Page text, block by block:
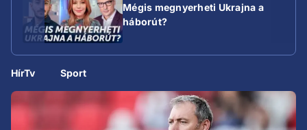
Mégis megnyerheti Ukrajna a
háborút?
HírTv Sport